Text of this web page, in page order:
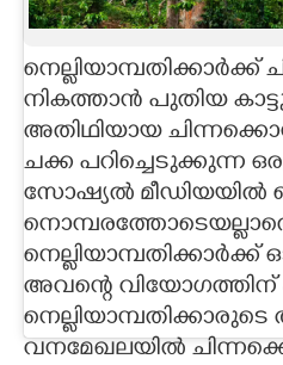
CARTOONS
LITERATURE
ZOOM
CONTACT US
നെല്ലിയാമ്പതിക്കാർക്ക്
നികത്താൻ പുതിയ
അതിഥിയായ
ചക്ക പറിച്ചെടുക്കുന്ന
സോഷ്യൽ
നെല്ലിയാമ്പതിക്കാർക്ക്
അവന്റെ വിയോഗത്തിന്
വനമേഖലയിൽ